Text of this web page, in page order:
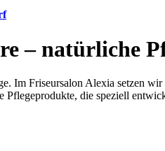
– natürliche
Im Friseursalon Alexia setzen
die speziell